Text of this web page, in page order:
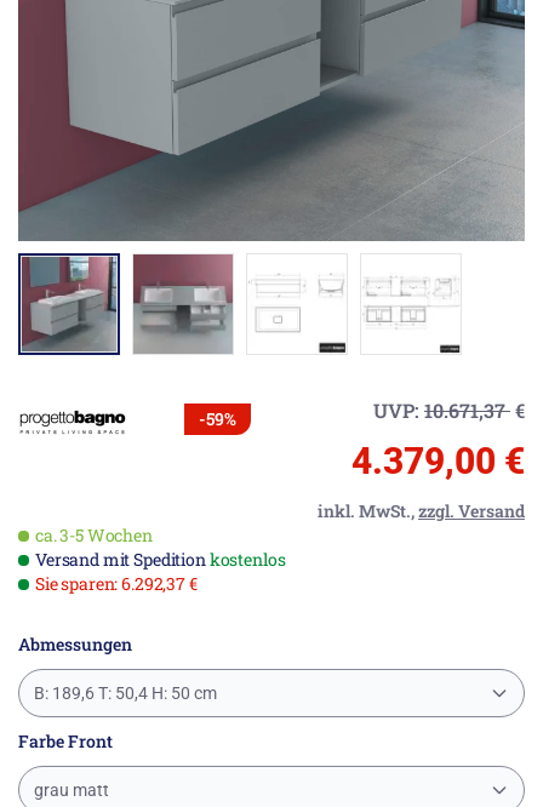
-59% UVP: 10.671,37€
4.379,00 €
inkl. MwSt.,zzgl. Versand
ca. 3-5 Wochen
Versand mit Speditionkostenlos
Sie sparen: 6.292,37 €
Abmessungen
B: 189,6 T: 50,4 H: 50 cm
Farbe Front
grau matt